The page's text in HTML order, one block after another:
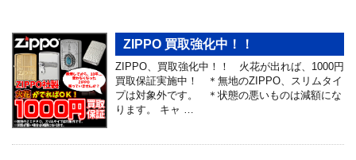
ZIPPO 買取強化中！！
ZIPPO、買取強化中！！ 火花が出れば、1000円
買取保証実施中！ ＊無地のZIPPO、スリムタイ
プは対象外です。 ＊状態の悪いものは減額にな
ります。 キャ …